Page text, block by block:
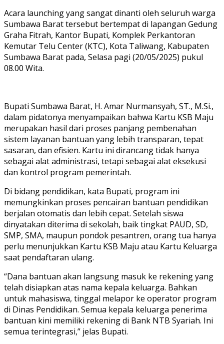
Acara launching yang sangat dinanti oleh seluruh warga
Sumbawa Barat tersebut bertempat di lapangan Gedung
Graha Fitrah, Kantor Bupati, Komplek Perkantoran
Kemutar Telu Center (KTC), Kota Taliwang, Kabupaten
Sumbawa Barat pada, Selasa pagi (20/05/2025) pukul
08.00 Wita.
Bupati Sumbawa Barat, H. Amar Nurmansyah, ST., M.Si.,
dalam pidatonya menyampaikan bahwa Kartu KSB Maju
merupakan hasil dari proses panjang pembenahan
sistem layanan bantuan yang lebih transparan, tepat
sasaran, dan efisien. Kartu ini dirancang tidak hanya
sebagai alat administrasi, tetapi sebagai alat eksekusi
dan kontrol program pemerintah.
Di bidang pendidikan, kata Bupati, program ini
memungkinkan proses pencairan bantuan pendidikan
berjalan otomatis dan lebih cepat. Setelah siswa
dinyatakan diterima di sekolah, baik tingkat PAUD, SD,
SMP, SMA, maupun pondok pesantren, orang tua hanya
perlu menunjukkan Kartu KSB Maju atau Kartu Keluarga
saat pendaftaran ulang.
“Dana bantuan akan langsung masuk ke rekening yang
telah disiapkan atas nama kepala keluarga. Bahkan
untuk mahasiswa, tinggal melapor ke operator program
di Dinas Pendidikan. Semua kepala keluarga penerima
bantuan kini memiliki rekening di Bank NTB Syariah. Ini
semua terintegrasi,” jelas Bupati.